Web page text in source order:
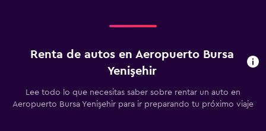
Renta de autos en Aeropuerto Bursa
Yenişehir
Lee todo lo que necesitas saber sobre rentar un auto en
Aeropuerto Bursa Yenişehir para ir preparando tu próximo viaje